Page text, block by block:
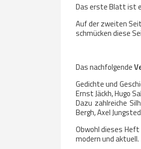
Das erste Blatt ist
Auf der zweiten
schmücken diese
Das nachfolgende
Gedichte und
Ernst Jäckh, Hugo
Dazu zahlreiche
Bergh, Axel
Obwohl dieses
modern und aktuell.